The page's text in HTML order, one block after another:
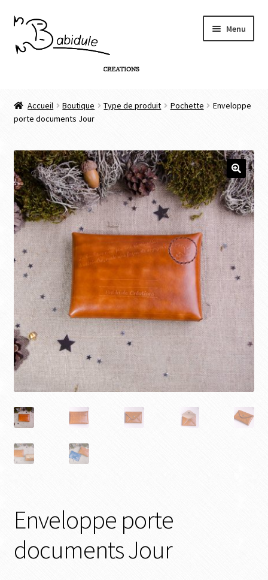
Menu
Boutique
Personnalisation de produit
Infos
Contact
Connexion
Accueil Boutique Type de produit Pochette
Enveloppe
porte documents Jour
🔍
Enveloppe porte
documents Jour